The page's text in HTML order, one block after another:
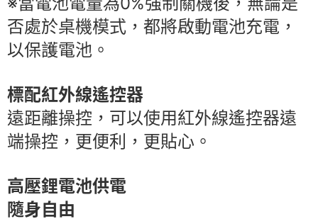
否處於桌機模式，都將啟動電池充電，​​
以保護電池。
標配紅外線遙控器
遠距離操控，可以使用紅外線遙控器遠
端操控，更便利，更貼心。
高壓鋰電池供電
隨身自由